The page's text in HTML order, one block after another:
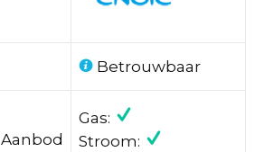
Betrouwbaar
Aanbod
Gas:
Stroom: